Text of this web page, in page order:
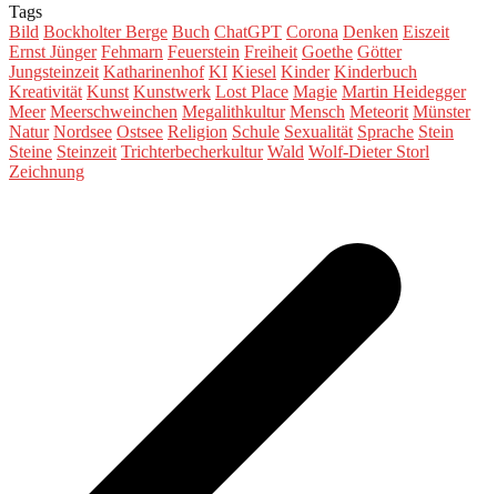
Tags
Bild Bockholter Berge Buch ChatGPT Corona Denken Eiszeit
Ernst Jünger Fehmarn Feuerstein Freiheit Goethe Götter
Jungsteinzeit Katharinenhof KI Kiesel Kinder Kinderbuch
Kreativität Kunst Kunstwerk Lost Place Magie Martin Heidegger
Meer Meerschweinchen Megalithkultur Mensch Meteorit Münster
Natur Nordsee Ostsee Religion Schule Sexualität Sprache Stein
Steine Steinzeit Trichterbecherkultur Wald Wolf-Dieter Storl
Zeichnung